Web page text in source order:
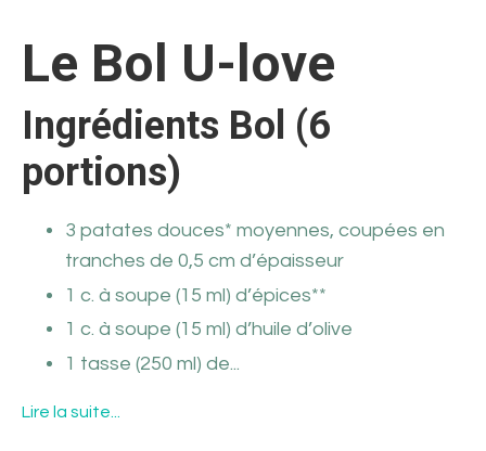
Le Bol U-love
Ingrédients Bol (6
portions)
3 patates douces* moyennes, coupées en
tranches de 0,5 cm d’épaisseur
1 c. à soupe (15 ml) d’épices**
1 c. à soupe (15 ml) d’huile d’olive
1 tasse (250 ml) de...
Lire la suite...